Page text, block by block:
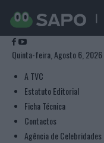
Quinta-feira, Agosto 6, 2026
A TVC
Estatuto Editorial
Ficha Técnica
Contactos
Agência de Celebridades